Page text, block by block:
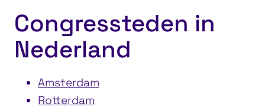
Congressteden in
Nederland
Amsterdam
Rotterdam